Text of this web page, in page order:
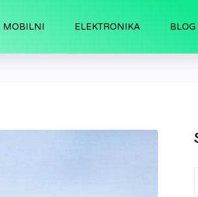
MOBILNI ELEKTRONIKA BLOG